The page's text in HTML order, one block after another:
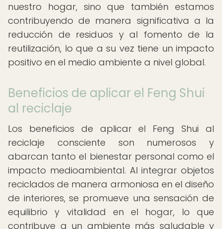
nuestro hogar, sino que también estamos
contribuyendo de manera significativa a la
reducción de residuos y al fomento de la
reutilización, lo que a su vez tiene un impacto
positivo en el medio ambiente a nivel global.
Beneficios de aplicar el Feng Shui
al reciclaje
Los beneficios de aplicar el Feng Shui al
reciclaje consciente son numerosos y
abarcan tanto el bienestar personal como el
impacto medioambiental. Al integrar objetos
reciclados de manera armoniosa en el diseño
de interiores, se promueve una sensación de
equilibrio y vitalidad en el hogar, lo que
contribuye a un ambiente más saludable y